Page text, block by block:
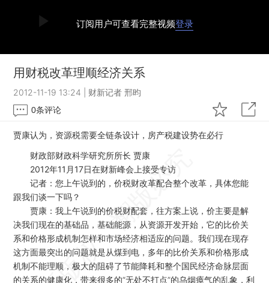
订阅用户可查看完整视频登录
用财税改革理顺经济关系
2012-11-19 13:24 财新记者 邢昀
0条评论
贾康认为，资源税需要全链条设计，房产税建设势在必行
财政部财政科学研究所所长 贾康
2012年11月17日在财新峰会上接受专访
记者：您上午说到的，价税财改革配合整个改革，具体您能
跟我们谈一下吗？
贾康：我上午说到的价税财配套，往方案上说，价主要是解
决我们现在的基础品，基础能源，从资源开发开始，它的比价关
系和价格形成机制怎样和市场经济相适应的问题。我们现在现存
这方面最突出的问题就是从煤到电，多年的比价关系和价格形成
机制不能理顺，极大的阻碍了节能降耗和整个国民经济命脉层面
的关系的健康化，带来很多的“无处不打点”的乌烟瘴气的乱象，利